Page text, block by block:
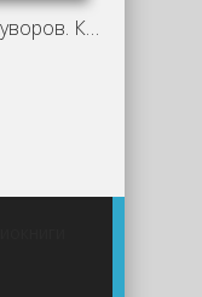
Граф Суворов. Книга 7 - Иван Шаман